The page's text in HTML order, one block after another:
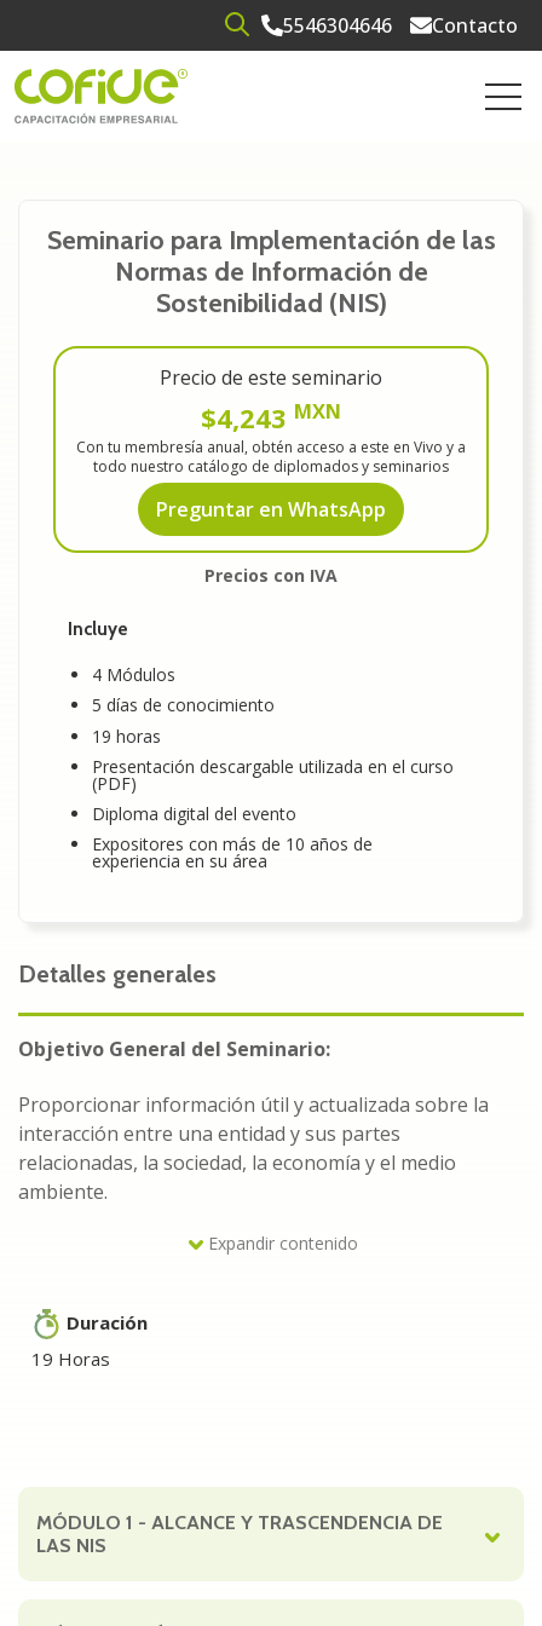
Open search5546304646 Contacto
Seminario para Implementación de las
Normas de Información de
Sostenibilidad (NIS)
Precio de este seminario
$4,243 MXN
Con tu membresía anual, obtén acceso a este en Vivo y a
todo nuestro catálogo de diplomados y seminarios
Preguntar en WhatsApp
Precios con IVA
Incluye
4 Módulos
5 días de conocimiento
19 horas
Presentación descargable utilizada en el curso
(PDF)
Diploma digital del evento
Expositores con más de 10 años de
experiencia en su área
Detalles generales
Objetivo General del Seminario:
Proporcionar información útil y actualizada sobre la
interacción entre una entidad y sus partes
relacionadas, la sociedad, la economía y el medio
ambiente.
Incluyendo métricas y objetivos relacionados con la
sostenibilidad, gobernanza y la revelación de
Indicadores Básicos de Sostenibilidad, en lo sucesivo
(IBSO).
facilitar la toma de decisiones asertivas por parte de los
usuarios de la información financiera.
Dirigido a:
Expandir contenido
Duración
19 Horas
MÓDULO 1 - ALCANCE Y TRASCENDENCIA DE
LAS NIS
Detalles módulo